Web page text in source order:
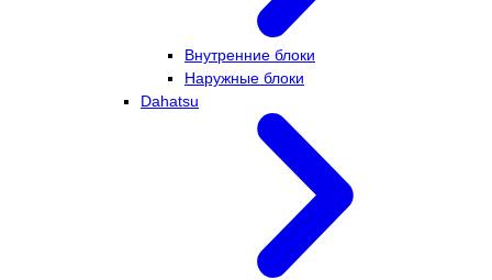
Внутренние блоки
Наружные блоки
Dahatsu